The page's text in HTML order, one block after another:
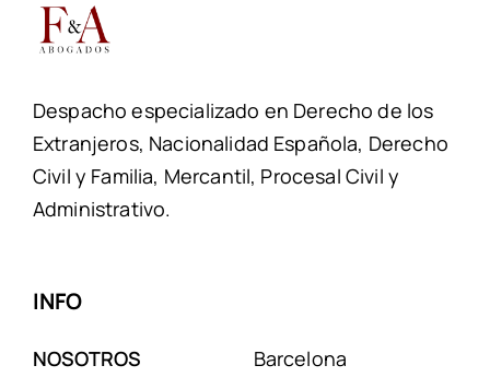
Despacho especializado en Derecho de los
Extranjeros, Nacionalidad Española, Derecho
Civil y Familia, Mercantil, Procesal Civil y
Administrativo.
INFO
NOSOTROS
Barcelona